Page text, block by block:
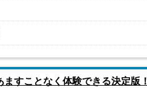
ますことなく体験できる決定